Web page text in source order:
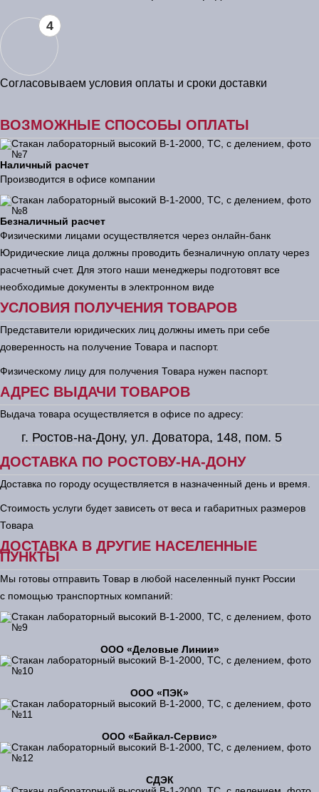
4
Согласовываем условия оплаты и сроки доставки
ВОЗМОЖНЫЕ СПОСОБЫ ОПЛАТЫ
Наличный расчет
Производится в офисе компании
Безналичный расчет
Физическими лицами осуществляется через онлайн-банк
Юридические лица должны проводить безналичную оплату через
расчетный счет. Для этого наши менеджеры подготовят все
необходимые документы в электронном виде
УСЛОВИЯ ПОЛУЧЕНИЯ ТОВАРОВ
Представители юридических лиц должны иметь при себе
доверенность на получение Товара и паспорт.
Физическому лицу для получения Товара нужен паспорт.
АДРЕС ВЫДАЧИ ТОВАРОВ
Выдача товара осуществляется в офисе по адресу:
г. Ростов-на-Дону, ул. Доватора, 148, пом. 5
ДОСТАВКА ПО РОСТОВУ-НА-ДОНУ
Доставка по городу осуществляется в назначенный день и время.
Стоимость услуги будет зависеть от веса и габаритных размеров
Товара
ДОСТАВКА В ДРУГИЕ НАСЕЛЕННЫЕ
ПУНКТЫ
Мы готовы отправить Товар в любой населенный пункт России
с помощью транспортных компаний:
ООО «Деловые Линии»
ООО «ПЭК»
ООО «Байкал-Сервис»
СДЭК